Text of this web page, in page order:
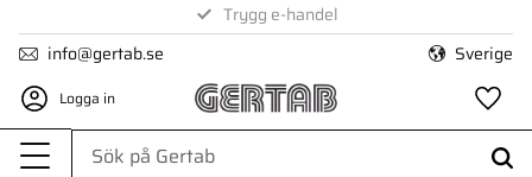
Meny
Trygg e-handel
1-3 dagars leverans
info@gertab.se
Sverige
Logga in